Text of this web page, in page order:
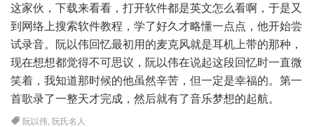
这家伙，下载来看看，打开软件都是英文怎么看啊，于是又
到网络上搜索软件教程，学了好久才略懂一点点，他开始尝
试录音。阮以伟回忆最初用的麦克风就是耳机上带的那种，
现在想想都觉得不可思议，阮以伟在说起这段回忆时一直微
笑着，我知道那时候的他虽然辛苦，但一定是幸福的。第一
首歌录了一整天才完成，然后就有了音乐梦想的起航。
阮以伟, 阮氏名人